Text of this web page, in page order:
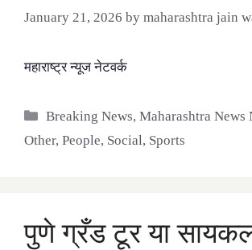
January 21, 2026 by maharashtra jain
महाराष्ट्र न्यूज नेटवर्क
Categories
Breaking News,Maharashtra News
Other, People, Social, Sports
पुणे ग्रँड टूर या